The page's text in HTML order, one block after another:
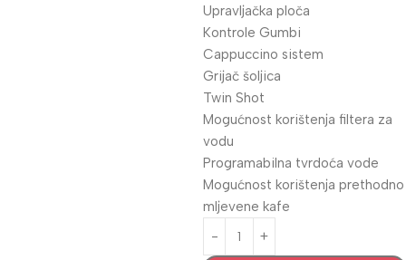
Upravljačka ploča
Kontrole Gumbi
Cappuccino sistem
Grijač šoljica
Twin Shot
Mogućnost korištenja filtera za
vodu
Programabilna tvrdoća vode
Mogućnost korištenja prethodno
mljevene kafe